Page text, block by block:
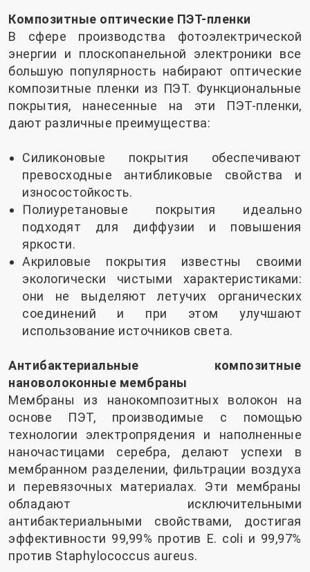
Композитные оптические ПЭТ-пленки
В сфере производства фотоэлектрической
энергии и плоскопанельной электроники все
большую популярность набирают оптические
композитные пленки из ПЭТ. Функциональные
покрытия, нанесенные на эти ПЭТ-пленки,
дают различные преимущества:
Силиконовые покрытия обеспечивают
превосходные антибликовые свойства и
износостойкость.
Полиуретановые покрытия идеально
подходят для диффузии и повышения
яркости.
Акриловые покрытия известны своими
экологически чистыми характеристиками:
они не выделяют летучих органических
соединений и при этом улучшают
использование источников света.
Антибактериальные композитные
нановолоконные мембраны
Мембраны из нанокомпозитных волокон на
основе ПЭТ, производимые с помощью
технологии электропрядения и наполненные
наночастицами серебра, делают успехи в
мембранном разделении, фильтрации воздуха
и перевязочных материалах. Эти мембраны
обладают исключительными
антибактериальными свойствами, достигая
эффективности 99,99% против E. coli и 99,97%
против Staphylococcus aureus.